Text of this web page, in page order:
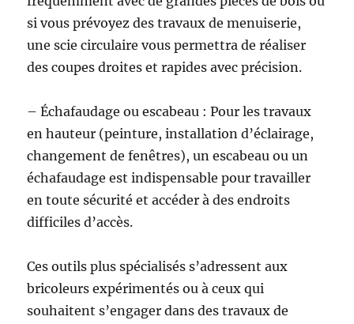
si vous prévoyez des travaux de menuiserie,
une scie circulaire vous permettra de réaliser
des coupes droites et rapides avec précision.
– Échafaudage ou escabeau : Pour les travaux
en hauteur (peinture, installation d’éclairage,
changement de fenêtres), un escabeau ou un
échafaudage est indispensable pour travailler
en toute sécurité et accéder à des endroits
difficiles d’accès.
Ces outils plus spécialisés s’adressent aux
bricoleurs expérimentés ou à ceux qui
souhaitent s’engager dans des travaux de